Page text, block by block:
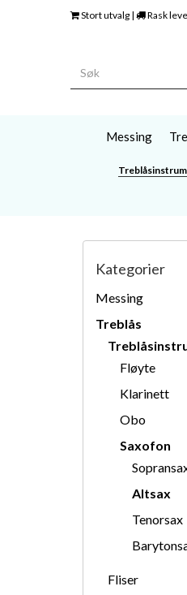
Stort utvalg | Rask
Messing
Kategorier
Messing
Treblås
Fløyte
Klarinett
Obo
Saxofon
Altsax
Tenorsax
Fliser